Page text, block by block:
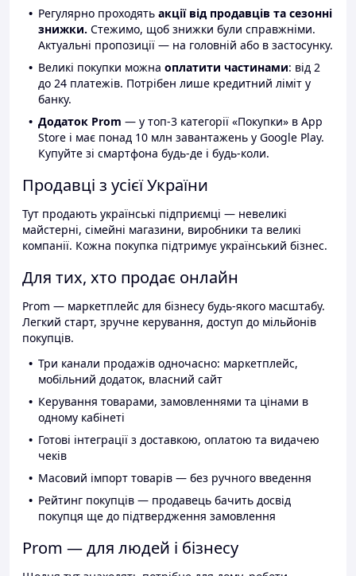
Регулярно проходять акції від продавців та сезонні
знижки. Стежимо, щоб знижки були справжніми.
Актуальні пропозиції — на головній або в застосунку.
Великі покупки можна оплатити частинами: від 2
до 24 платежів. Потрібен лише кредитний ліміт у
банку.
Додаток Prom — у топ-3 категорії «Покупки» в App
Store і має понад 10 млн завантажень у Google Play.
Купуйте зі смартфона будь-де і будь-коли.
Продавці з усієї України
Тут продають українські підприємці — невеликі
майстерні, сімейні магазини, виробники та великі
компанії. Кожна покупка підтримує український бізнес.
Для тих, хто продає онлайн
Prom — маркетплейс для бізнесу будь-якого масштабу.
Легкий старт, зручне керування, доступ до мільйонів
покупців.
Три канали продажів одночасно: маркетплейс,
мобільний додаток, власний сайт
Керування товарами, замовленнями та цінами в
одному кабінеті
Готові інтеграції з доставкою, оплатою та видачею
чеків
Масовий імпорт товарів — без ручного введення
Рейтинг покупців — продавець бачить досвід
покупця ще до підтвердження замовлення
Prom — для людей і бізнесу